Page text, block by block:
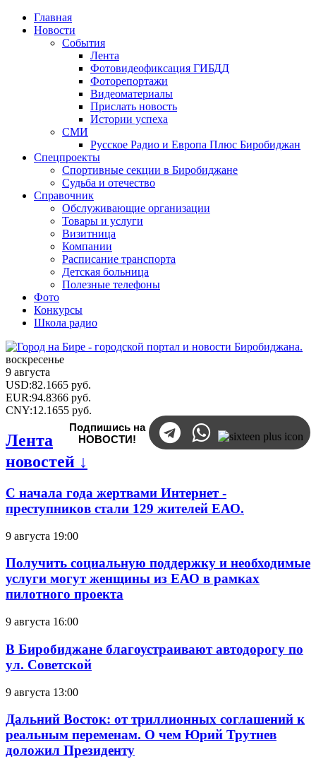
Главная
Новости
События
Лента
Фотовидеофиксация ГИБДД
Фоторепортажи
Видеоматериалы
Прислать новость
Истории успеха
СМИ
Русское Радио и Европа Плюс Биробиджан
Спецпроекты
Спортивные секции в Биробиджане
Судьба и отечество
Справочник
Обслуживающие организации
Товары и услуги
Визитница
Компании
Расписание транспорта
Детская больница
Полезные телефоны
Фото
Конкурсы
Школа радио
воскресенье
9 августа
USD:82.1665 руб.
EUR:94.8366 руб.
CNY:12.1655 руб.
Подпишись на
НОВОСТИ!
Лента
новостей ↓
С начала года жертвами Интернет -
преступников стали 129 жителей ЕАО.
9 августа 19:00
Получить социальную поддержку и необходимые
услуги могут женщины из ЕАО в рамках
пилотного проекта
9 августа 16:00
В Биробиджане благоустраивают автодорогу по
ул. Советской
9 августа 13:00
Дальний Восток: от триллионных соглашений к
реальным переменам. О чем Юрий Трутнев
доложил Президенту